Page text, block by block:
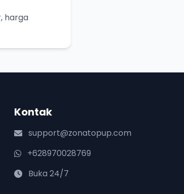
harga
Kontak
support@zonatopup.com
+628970028769
Buka 24/7